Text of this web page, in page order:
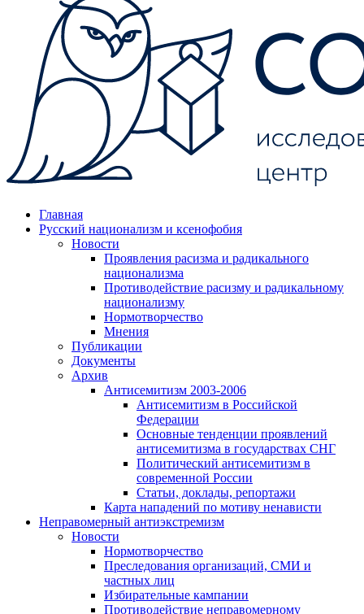
Главная
Русский национализм и ксенофобия
Новости
Проявления расизма и радикального
национализма
Противодействие расизму и радикальному
национализму
Нормотворчество
Мнения
Публикации
Документы
Архив
Антисемитизм 2003-2006
Антисемитизм в Российской
Федерации
Основные тенденции проявлений
антисемитизма в государствах СНГ
Политический антисемитизм в
современной России
Статьи, доклады, репортажи
Карта нападений по мотиву ненависти
Неправомерный антиэкстремизм
Новости
Нормотворчество
Преследования организаций, СМИ и
частных лиц
Избирательные кампании
Противодействие неправомерному